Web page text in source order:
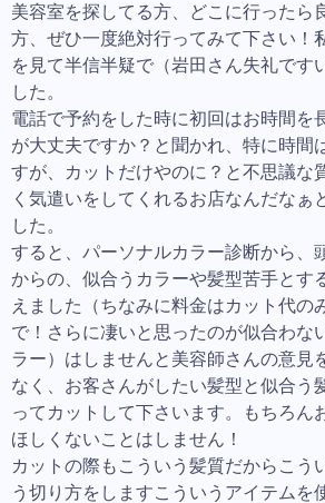
美容室を探してる方、どこに行ったら
方、ぜひ一度絶対行ってみて下さい！
を見て半信半疑で（岩田さん失礼です
した。
電話で予約をした時に初回はお時間を
が大丈夫ですか？と聞かれ、特に時間
すが、カットだけやのに？と不思議な
く気遣いをしてくれるお店なんだなぁ
した。
すると、パーソナルカラー診断から、
からの、似合うカラーや髪型苦手とす
えました（ちなみに料金はカット代の
で！さらに凄いと思ったのが似合わな
ラー）はしませんと美容師さんの意見
なく、お客さんがしたい髪型と似合う
ってカットして下さいます。もちろん
ほしくないことはしません！
カットの際もこういう髪質だからこう
う切り方をしますこういうアイテムを